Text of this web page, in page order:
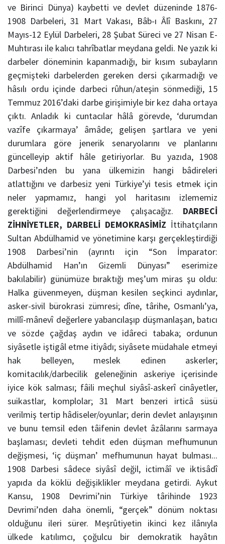
ve Birinci Dünya) kaybetti ve devlet düzeninde 1876-
1908 Darbeleri, 31 Mart Vakası, Bâb-ı Âlî Baskını, 27
Mayıs-12 Eylül Darbeleri, 28 Şubat Süreci ve 27 Nisan E-
Muhtırası ile kalıcı tahrîbatlar meydana geldi. Ne yazık ki
darbeler döneminin kapanmadığı, bir kısım subayların
geçmişteki darbelerden gereken dersi çıkarmadığı ve
hâsılı ordu içinde darbeci rûhun/ateşin sönmediği, 15
Temmuz 2016’daki darbe girişimiyle bir kez daha ortaya
çıktı. Anladık ki cuntacılar hâlâ görevde, ‘durumdan
vazîfe çıkarmaya’ âmâde; gelişen şartlara ve yeni
durumlara göre jenerik senaryolarını ve planlarını
güncelleyip aktif hâle getiriyorlar. Bu yazıda, 1908
Darbesi’nden bu yana ülkemizin hangi bâdireleri
atlattığını ve darbesiz yeni Türkiye’yi tesis etmek için
neler yapmamız, hangi yol haritasını izlememiz
gerektiğini değerlendirmeye çalışacağız. DARBECİ
ZİHNİYETLER, DARBELİ DEMOKRASİMİZ İttihatçıların
Sultan Abdülhamid ve yönetimine karşı gerçekleştirdiği
1908 Darbesi’nin (ayrıntı için “Son İmparator:
Abdülhamid Han’ın Gizemli Dünyası” eserimize
bakılabilir) günümüze bıraktığı meş’um miras şu oldu:
Halka güvenmeyen, düşman kesilen seçkinci aydınlar,
asker-sivil bürokrasi zümresi; dîne, târihe, Osmanlı’ya,
millî-mânevî değerlere yabancılaşıp düşmanlaşan, batıcı
ve sözde çağdaş aydın ve idâreci tabaka; ordunun
siyâsetle iştigâl etme itiyâdı; siyâsete müdahale etmeyi
hak belleyen, meslek edinen askerler;
komitacılık/darbecilik geleneğinin askeriye içerisinde
iyice kök salması; fâili meçhul siyâsî-askerî cinâyetler,
suikastlar, komplolar; 31 Mart benzeri irticâ süsü
verilmiş tertip hâdiseler/oyunlar; derin devlet anlayışının
ve bunu temsil eden tâifenin devlet âzâlarını sarmaya
başlaması; devleti tehdit eden düşman mefhumunun
değişmesi, ‘iç düşman’ mefhumunun hayat bulması...
1908 Darbesi sâdece siyâsî değil, ictimâî ve iktisâdî
yapıda da köklü değişiklikler meydana getirdi. Aykut
Kansu, 1908 Devrimi’nin Türkiye târihinde 1923
Devrimi’nden daha önemli, “gerçek” dönüm noktası
olduğunu ileri sürer. Meşrûtiyetin ikinci kez ilânıyla
ülkede katılımcı, çoğulcu bir demokratik hayâtın